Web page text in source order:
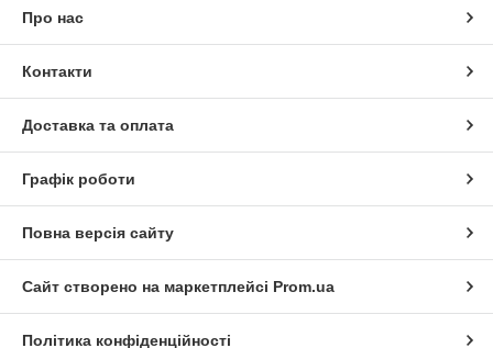
Про нас
Контакти
Доставка та оплата
Графік роботи
Повна версія сайту
Сайт створено на маркетплейсі Prom.ua
Політика конфіденційності